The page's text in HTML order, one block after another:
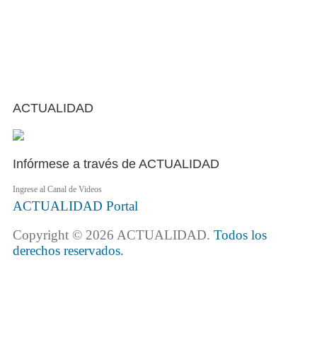
ACTUALIDAD
Infórmese a través de ACTUALIDAD
Ingrese al Canal de Videos
ACTUALIDAD Portal
Copyright © 2026 ACTUALIDAD. Todos los
derechos reservados.